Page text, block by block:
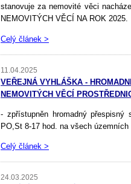
stanovuje za nemovité věci
NEMOVITÝCH VĚCÍ NA ROK 2025.
Celý článek >
11.04.2025
VEŘEJNÁ VYHLÁŠKA -
NEMOVITÝCH VĚCÍ
- zpřístupněn hromadný přespisný
PO,St 8-17 hod. na všech
Celý článek >
24.03.2025